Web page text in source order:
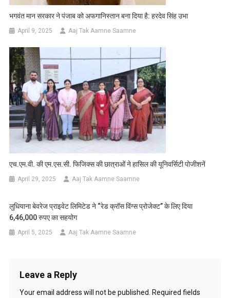
भगवंत मान सरकार ने पंजाब को अफगानिस्तान बना दिया है: हरदेव सिंह उभा
April 9, 2025 Aaj Tak Aamne Saamne
एच.एम.वी. की एम.एस.सी. फिजिक्स की छात्राओं ने हासिल की यूनिवर्सिटी पोजीशनें
April 29, 2025 Aaj Tak Aamne Saamne
लुधियाना बेवरेज प्राइवेट लिमिटेड ने “रेड क्रॉस विंग्स प्रोजेक्ट” के लिए दिया
6,46,000 रुपए का सहयोग
April 5, 2025 Aaj Tak Aamne Saamne
Leave a Reply
Your email address will not be published. Required fields